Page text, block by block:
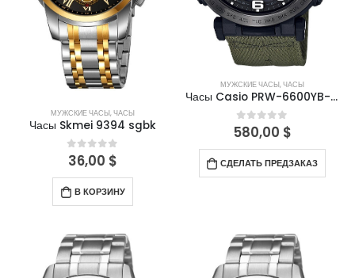
МУЖСКИЕ ЧАСЫ,ЧАСЫ
Часы Skmei 9394 sgbk
0out of 5
36,00 $
В КОРЗИНУ
МУЖСКИЕ ЧАСЫ,ЧАСЫ
Часы Casio PRW-6600YB-3E
0out of 5
580,00 $
СДЕЛАТЬ ПРЕДЗАКАЗ